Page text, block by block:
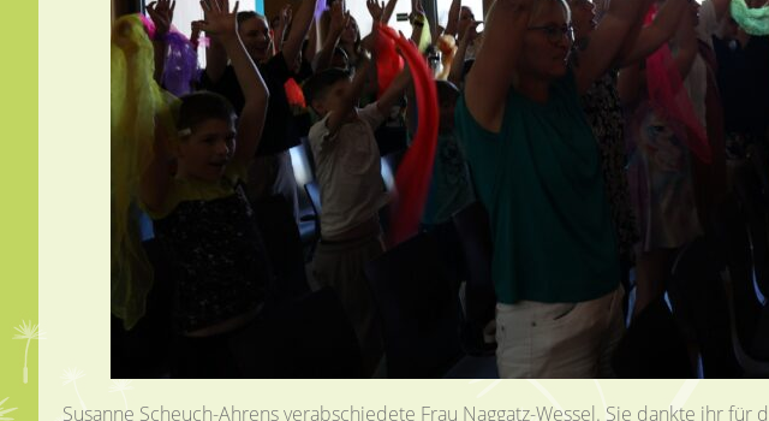
Susanne Scheuch-Ahrens verabschiedete Frau Naggatz-Wessel. Sie dankte ihr